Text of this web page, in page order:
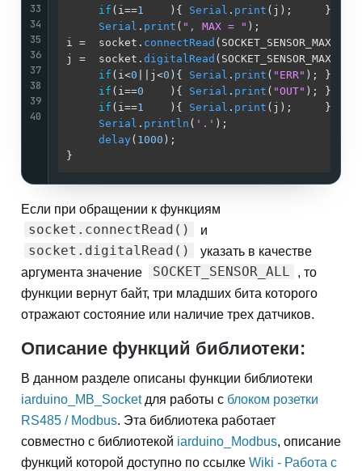
33
34
35
36
37
38
39
40
if (i==1
    ){
Serial . print (j);     }
Serial . print ( ", MAX = " );
i =  socket. connectRead (SOCKET_SENSOR_MAX);
j =  socket. digitalRead (SOCKET_SENSOR_MAX);
if (i<0 ||j<0 ){ Serial . print ( "ERR" ); }
if (i==0
    ){
Serial . print ( "OUT" ); }
if (i==1
    ){
Serial . print (j);     }
Serial . println ( '.' );
delay( 1000 );
}
Если при обращении к функциям
socket.connectRead() и
socket.digitalRead()
указать в качестве
аргумента значение
SOCKET_SENSOR_ALL
, то
функции вернут байт, три младших бита которого
отражают состояние или наличие трех датчиков.
Описание функций библиотеки:
В данном разделе описаны функции библиотеки
iarduino_MB_Socketдля работы с блоком розетки
RS485 / Modbus. Эта библиотека работает
совместно с библиотекой iarduino_Modbus, описание
функций которой доступно по ссылке Wiki - Работа с